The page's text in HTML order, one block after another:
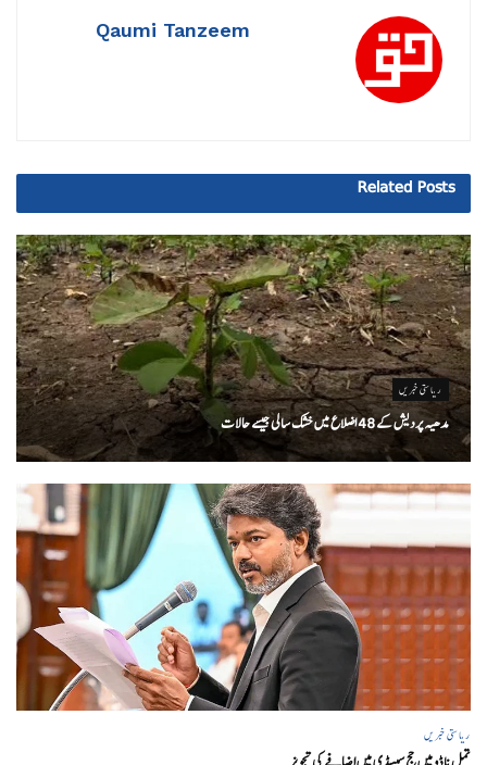
Qaumi Tanzeem
Related Posts
ریاستی خبریں
مدھیہ پردیش کے 48 اضلاع میں خشک سالی جیسے حالات
ریاستی خبریں